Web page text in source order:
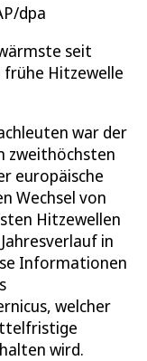
dpa
seit
frühe Hitzewelle
war der
zweithöchsten
europäische
Wechsel von
Hitzewellen
in
Informationen
welcher
wird.